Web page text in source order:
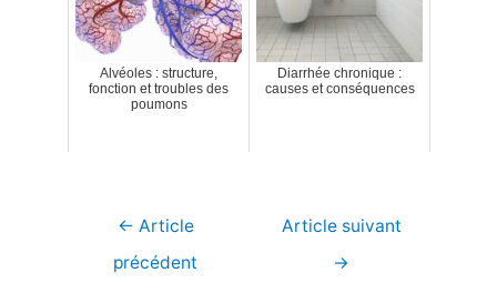
Alvéoles : structure,
fonction et troubles des
poumons
Diarrhée chronique :
causes et conséquences
Navigation
← Article
précédent
Article suivant
→